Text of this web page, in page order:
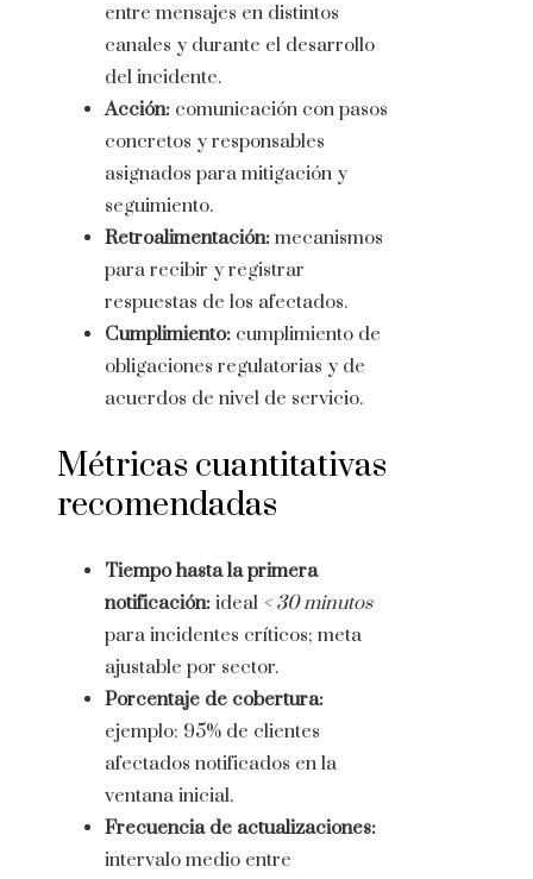
entre mensajes en distintos
canales y durante el desarrollo
del incidente.
Acción: comunicación con pasos
concretos y responsables
asignados para mitigación y
seguimiento.
Retroalimentación: mecanismos
para recibir y registrar
respuestas de los afectados.
Cumplimiento: cumplimiento de
obligaciones regulatorias y de
acuerdos de nivel de servicio.
Métricas cuantitativas
recomendadas
Tiempo hasta la primera
notificación: ideal < 30 minutos
para incidentes críticos; meta
ajustable por sector.
Porcentaje de cobertura:
ejemplo: 95% de clientes
afectados notificados en la
ventana inicial.
Frecuencia de actualizaciones:
intervalo medio entre